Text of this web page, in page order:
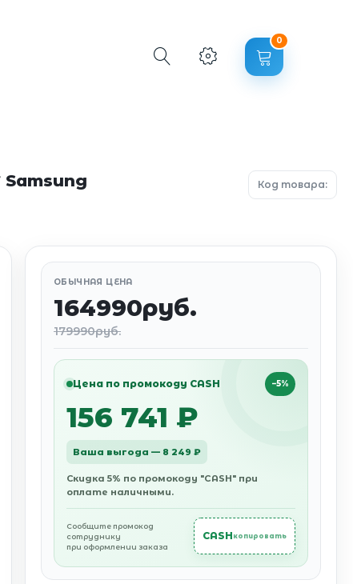
0
Код товара:
ОБЫЧНАЯ ЦЕНА
164990руб.
179990руб.
Цена по промокоду CASH −5%
156 741 ₽
Ваша выгода — 8 249 ₽
Скидка 5% по промокоду "CASH" при
оплате наличными.
Сообщите промокод
сотруднику
при оформлении заказа
CASH копировать